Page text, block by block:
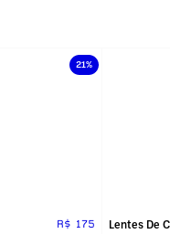
21%
R$ 175 Lentes De